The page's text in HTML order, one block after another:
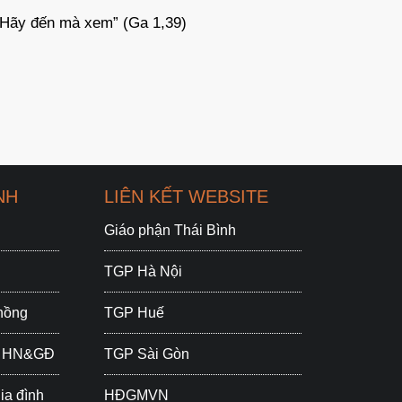
chúng ta cùng chết với Đức Kitô, chúng ta
HN&GĐ
đình
LIÊN KẾT WEBSITE
Giáo phận Thái Bình
TGP Hà Nội
TGP Huế
TGP Sài Gòn
HĐGMVN